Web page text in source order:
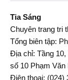
Tia Sáng
Chuyên trang tri
Tổng biên tập:
Địa chỉ: Tầng 10,
số 10 Phạm
Điện thoại: (024)